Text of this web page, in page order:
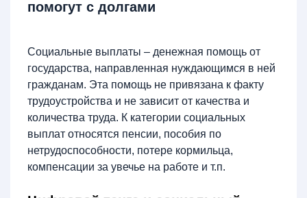
помогут с долгами
Социальные выплаты – денежная помощь от
государства, направленная нуждающимся в ней
гражданам. Эта помощь не привязана к факту
трудоустройства и не зависит от качества и
количества труда. К категории социальных
выплат относятся пенсии, пособия по
нетрудоспособности, потере кормильца,
компенсации за увечье на работе и т.п.